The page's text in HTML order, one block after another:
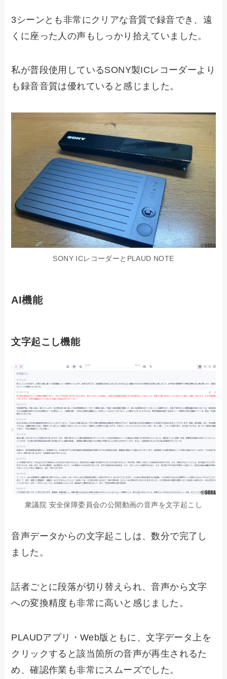
3シーンとも非常にクリアな音質で録音でき、遠
くに座った人の声もしっかり拾えていました。
私が普段使用しているSONY製ICレコーダーより
も録音音質は優れていると感じました。
SONY ICレコーダーとPLAUD NOTE
AI機能
文字起こし機能
衆議院 安全保障委員会の公開動画の音声を文字起こし
音声データからの文字起こしは、数分で完了し
ました。
話者ごとに段落が切り替えられ、音声から文字
への変換精度も非常に高いと感じました。
PLAUDアプリ・Web版ともに、文字データ上を
クリックすると該当箇所の音声が再生されるた
め、確認作業も非常にスムーズでした。